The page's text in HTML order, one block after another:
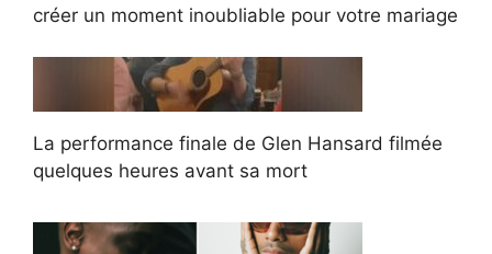
créer un moment inoubliable pour votre mariage
La performance finale de Glen Hansard filmée
quelques heures avant sa mort